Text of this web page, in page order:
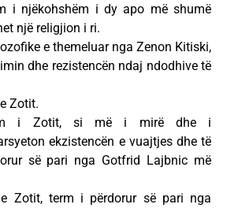
i njëkohshëm i dy apo më shumë
një religjion i ri.
e themeluar nga Zenon Kitiski,
dhe rezistencën ndaj ndodhive të
Zotit.
i Zotit, si më i mirë dhe i
ekzistencën e vuajtjes dhe të
së pari nga Gotfrid Lajbnic më
Zotit, term i përdorur së pari nga